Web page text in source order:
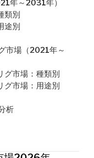
年～2031年）
類別
途別
市場（2021年～
グ市場：種類別
グ市場：用途別
析